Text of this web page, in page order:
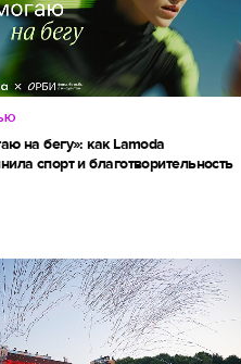
на бегу»: как Lamoda
спорт и благотворительность